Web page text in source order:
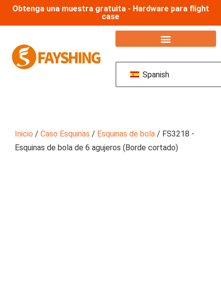
Obtenga una muestra gratuita - Hardware para flight
case
Spanish
Inicio / Caso Esquinas / Esquinas de bola / FS3218 -
Esquinas de bola de 6 agujeros (Borde cortado)